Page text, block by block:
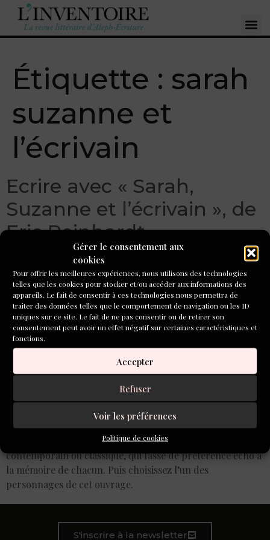
Gérer le consentement aux
cookies
Pour offrir les meilleures expériences, nous utilisons des technologies
telles que les cookies pour stocker et/ou accéder aux informations des
appareils. Le fait de consentir à ces technologies nous permettra de
traiter des données telles que le comportement de navigation ou les ID
uniques sur ce site. Le fait de ne pas consentir ou de retirer son
consentement peut avoir un effet négatif sur certaines caractéristiques et
fonctions.
Accepter
Refuser
Voir les préférences
Politique de cookies
Étiquette : sarah
suzanne et
l’écrivain
Ecrire avec « Sarah,
Suzanne et l’écrivain », de
Eric Reinhardt
Je vous propose de trouver un roman, un conte, une fable
ou tout autre récit que vous connaissez bien. Un ouvrage
contemporain ou classique, qui fasse de préférence écho à
la mémoire de chacun. Puis choisissez l’un des
personnages de cet ouvrage.
S'inscrire à la newsletter